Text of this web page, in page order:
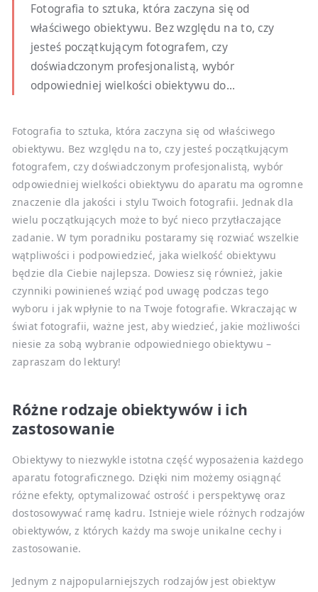
Fotografia to sztuka, która zaczyna się od
właściwego obiektywu. Bez względu na to, czy
jesteś początkującym fotografem, czy
doświadczonym profesjonalistą, wybór
odpowiedniej wielkości obiektywu do...
Fotografia to sztuka, która zaczyna się od właściwego
obiektywu. Bez względu na to, czy jesteś początkującym
fotografem, czy doświadczonym profesjonalistą, wybór
odpowiedniej wielkości obiektywu do aparatu ma ogromne
znaczenie dla jakości i stylu Twoich fotografii. Jednak dla
wielu początkujących może to być nieco przytłaczające
zadanie. W tym poradniku postaramy się rozwiać wszelkie
wątpliwości i podpowiedzieć, jaka wielkość obiektywu
będzie dla Ciebie najlepsza. Dowiesz się również, jakie
czynniki powinieneś wziąć pod uwagę podczas tego
wyboru i jak wpłynie to na Twoje fotografie. Wkraczając w
świat fotografii, ważne jest, aby wiedzieć, jakie możliwości
niesie za sobą wybranie odpowiedniego obiektywu –
zapraszam do lektury!
Różne rodzaje obiektywów i ich
zastosowanie
Obiektywy to niezwykle istotna część wyposażenia każdego
aparatu fotograficznego. Dzięki nim możemy osiągnąć
różne efekty, optymalizować ostrość i perspektywę oraz
dostosowywać ramę kadru. Istnieje wiele różnych rodzajów
obiektywów, z których każdy ma swoje unikalne cechy i
zastosowanie.
Jednym z najpopularniejszych rodzajów jest obiektyw